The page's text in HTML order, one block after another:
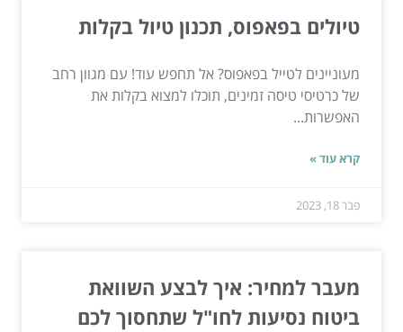
טיולים בפאפוס, תכנון טיול בקלות
מעוניינים לטייל בפאפוס? אל תחפש עוד! עם מגוון רחב
של כרטיסי טיסה זמינים, תוכלו למצוא בקלות את
האפשרות...
קרא עוד »
פבר 18, 2023
מעבר למחיר: איך לבצע השוואת
ביטוח נסיעות לחו"ל שתחסוך לכם